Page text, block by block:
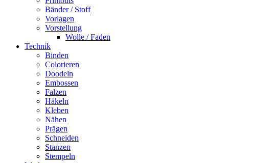
Bänder / Stoff
Vorlagen
Vorstellung
Wolle / Faden
Technik
Binden
Colorieren
Doodeln
Embossen
Falzen
Häkeln
Kleben
Nähen
Prägen
Schneiden
Stanzen
Stempeln